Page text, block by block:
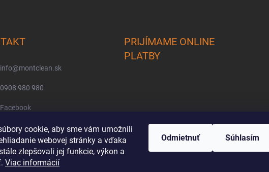
cookie, aby sme vám umožnili
webovej stránky a vďaka
zlepšovali jej funkcie, výkon a
Viac informácií
Odmietnuť Súhlasím
info@montclean.sk
0908 980 980
Facebook
montclean/
PRIJÍMAME ONLINE
PLATBY